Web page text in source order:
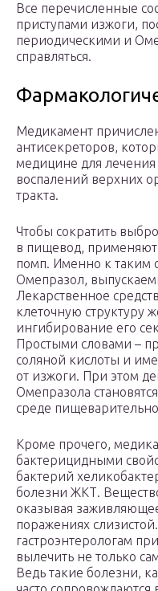
Все перечисленные
приступами изжоги,
периодическими и
справляться.
Медикамент
антисекреторов,
медицине для лечения
воспалений верхних
тракта.
Чтобы сократить
в пищевод,
помп. Именно к таким
Омепразол,
Лекарственное
клеточную структуру
ингибирование его
Простыми словами –
соляной кислоты и
от изжоги. При этом
Омепразола
среде
Кроме прочего,
бактерицидными
бактерий
болезни ЖКТ.
оказывая
поражениях
гастроэнтерологам
вылечить не только
Ведь такие болезни,